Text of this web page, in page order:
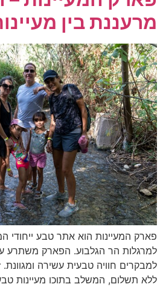
מרעננת בין
פארק המעיינות הוא אתר טבע ייחודי
למרגלות הר הגלבוע. הפארק משתרע
למבקרים חוויה טבעית עשירה
ללא תשלום, המשלב בתוכו מעיינות